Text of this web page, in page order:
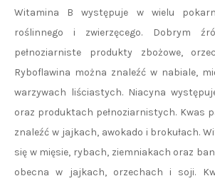
Witamina B występuje w wielu
roślinnego i zwierzęcego. Dobrym
pełnoziarniste produkty zbożowe,
Ryboflawina można znaleźć w nabiale,
warzywach liściastych. Niacyna
oraz produktach pełnoziarnistych. Kwas
znaleźć w jajkach, awokado i brokułach.
się w mięsie, rybach, ziemniakach oraz
obecna w jajkach, orzechach i soji.